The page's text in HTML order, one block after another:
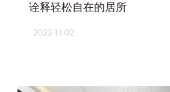
诠释轻松自在的居所
2023-11-02